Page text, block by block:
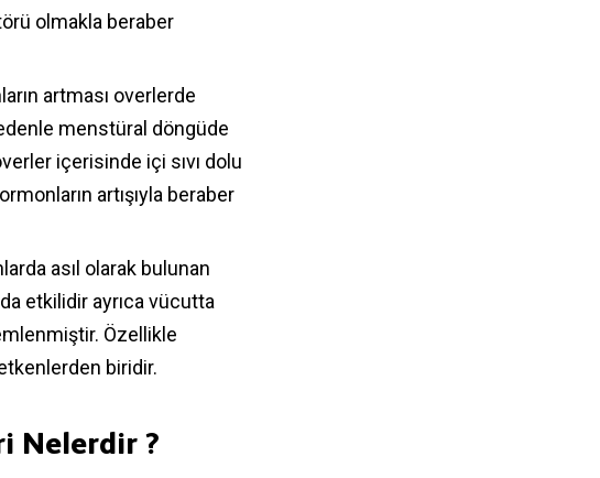
olmakla beraber
artması overlerde
menstüral döngüde
içerisinde içi sıvı dolu
artışıyla beraber
asıl olarak bulunan
etkilidir ayrıca vücutta
Özellikle
biridir.
Nelerdir ?